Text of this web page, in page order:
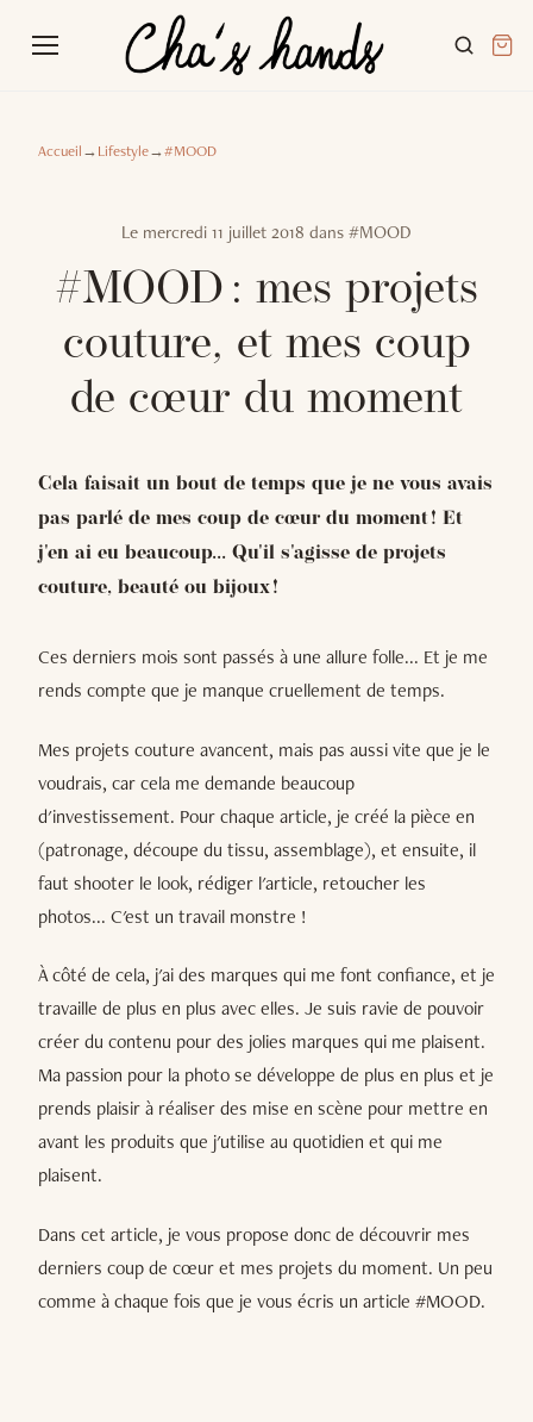
Accueil→Lifestyle→#MOOD
Le mercredi 11 juillet 2018 dans #MOOD
#MOOD : mes projets
couture, et mes coup
de cœur du moment
Cela faisait un bout de temps que je ne vous avais
pas parlé de mes coup de cœur du moment ! Et
j'en ai eu beaucoup... Qu'il s'agisse de projets
couture, beauté ou bijoux !
Ces derniers mois sont passés à une allure folle... Et je me
rends compte que je manque cruellement de temps.
Mes projets couture avancent, mais pas aussi vite que je le
voudrais, car cela me demande beaucoup
d'investissement. Pour chaque article, je créé la pièce en
(patronage, découpe du tissu, assemblage), et ensuite, il
faut shooter le look, rédiger l'article, retoucher les
photos... C'est un travail monstre !
À côté de cela, j'ai des marques qui me font confiance, et je
travaille de plus en plus avec elles. Je suis ravie de pouvoir
créer du contenu pour des jolies marques qui me plaisent.
Ma passion pour la photo se développe de plus en plus et je
prends plaisir à réaliser des mise en scène pour mettre en
avant les produits que j'utilise au quotidien et qui me
plaisent.
Dans cet article, je vous propose donc de découvrir mes
derniers coup de cœur et mes projets du moment. Un peu
comme à chaque fois que je vous écris un article #MOOD.